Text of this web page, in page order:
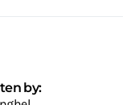
by: